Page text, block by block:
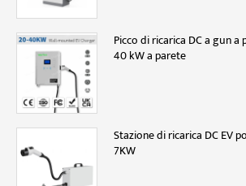
Picco di ricarica DC a gun a
40 kW a parete
Stazione di ricarica DC EV
7KW